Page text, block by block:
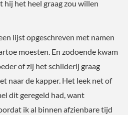
hij het heel graag zou willen
lijst opgeschreven met namen
moesten. En zodoende kwam
of zij het schilderij graag
naar de kapper. Het leek net of
dit geregeld had, want
ik al binnen afzienbare tijd